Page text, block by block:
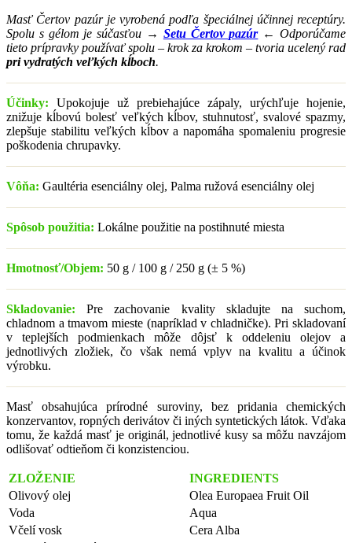
Masť Čertov pazúr je vyrobená podľa špeciálnej účinnej receptúry.
Spolu s gélom je súčasťou → Setu Čertov pazúr← Odporúčame
tieto prípravky používať spolu – krok za krokom – tvoria ucelený rad
pri vydratých veľkých kĺboch.
Účinky:
Upokojuje už prebiehajúce zápaly, urýchľuje hojenie,
znižuje kĺbovú bolesť veľkých kĺbov, stuhnutosť, svalové spazmy,
zlepšuje stabilitu veľkých kĺbov a napomáha spomaleniu progresie
poškodenia chrupavky.
Vôňa: Gaultéria esenciálny olej, Palma ružová esenciálny olej
Spôsob použitia: Lokálne použitie na postihnuté miesta
Hmotnosť/Objem: 50 g / 100 g / 250 g (± 5 %)
Skladovanie:Pre zachovanie kvality skladujte na suchom,
chladnom a tmavom mieste (napríklad v chladničke). Pri skladovaní
v teplejších podmienkach môže dôjsť k oddeleniu olejov a
jednotlivých zložiek, čo však nemá vplyv na kvalitu a účinok
výrobku.
Masť obsahujúca prírodné suroviny, bez pridania chemických
konzervantov, ropných derivátov či iných syntetických látok. Vďaka
tomu, že každá masť je originál, jednotlivé kusy sa môžu navzájom
odlišovať odtieňom či konzistenciou.
ZLOŽENIE
INGREDIENTS
Olivový olej
Olea Europaea Fruit Oil
Voda
Aqua
Včelí vosk
Cera Alba